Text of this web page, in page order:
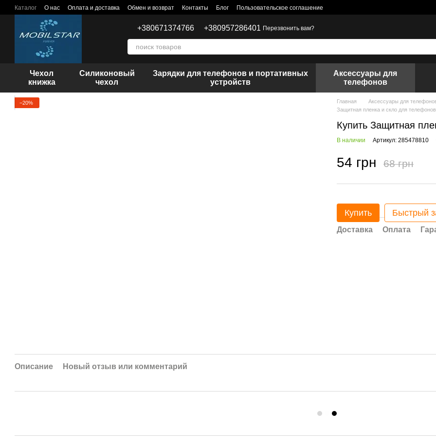
Перейти к основному контенту
Каталог О нас Оплата и доставка Обмен и возврат Контакты Блог Пользовательское соглашение
+380671374766 +380957286401 Перезвонить вам?
Чехол
книжка
Силиконовый
чехол
Зарядки для телефонов и портативных
устройств
Аксессуары для
телефонов
−20% Главная Аксессуары для
Защитная пленка и скло для
Купить Защитная
В наличии Артикул: 285478810
54 грн 68 грн
Купить Быстрый
Доставка Оплата
Описание Новый отзыв или комментарий